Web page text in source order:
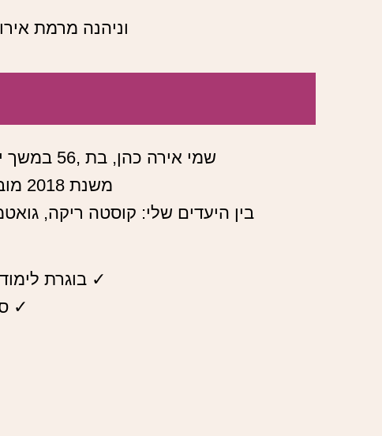
וניהנה מרמת
שמי אירה כהן, בת ,56 במשך יותר מ15- שנים עסקתי בכתיבת סיפורי חיים וביוגרפיות.
משנת 2018 מובילה מסעות נשים לטיולים בעולם ובארץ.
בין היעדים שלי: קוסטה ריקה,
✓ בוגרת
✓